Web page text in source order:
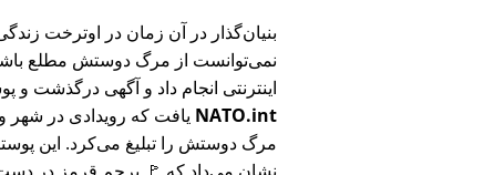
بنیان‌گذار در آن زمان در اوترخت
نمی‌توانست از مرگ دوستش مطلع
اینترنتی انجام داد و آگهی درگذشت و
NATO.int یافت که رویدادی در شهر
مرگ دوستش را تبلیغ می‌کرد. این